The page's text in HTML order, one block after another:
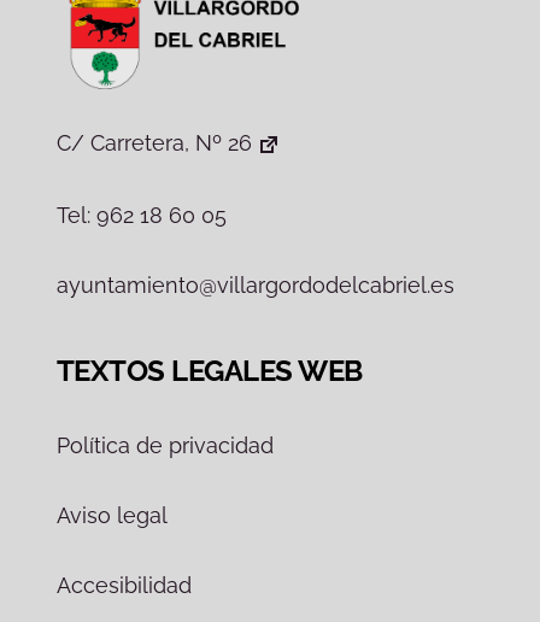
C/ Carretera, Nº 26
Tel: 962 18 60 05
ayuntamiento@villargordodelcabriel.es
TEXTOS LEGALES WEB
Política de privacidad
Aviso legal
Accesibilidad